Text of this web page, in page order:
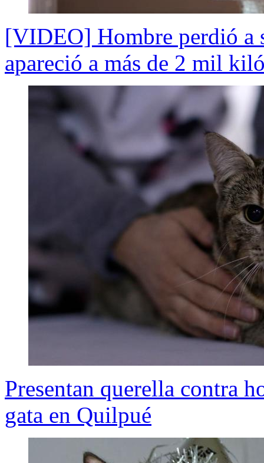
[VIDEO] Hombre perdió a
apareció a más de 2 mil
Presentan querella contra
gata en Quilpué